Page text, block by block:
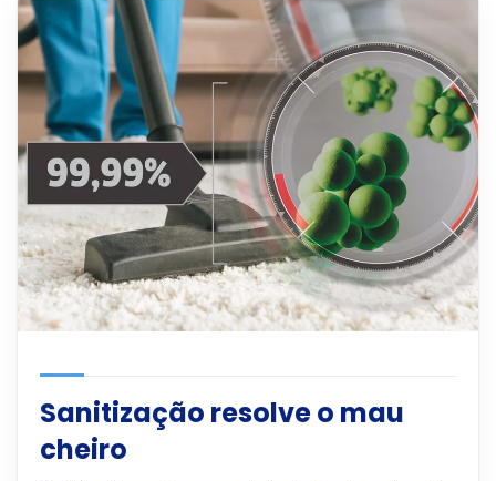
Sanitização resolve o mau
cheiro